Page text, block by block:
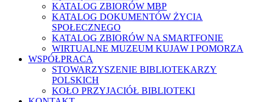
KATALOG ZBIORÓW MBP
KATALOG DOKUMENTÓW ŻYCIA
SPOŁECZNEGO
KATALOG ZBIORÓW NA SMARTFONIE
WIRTUALNE MUZEUM KUJAW I POMORZA
WSPÓŁPRACA
STOWARZYSZENIE BIBLIOTEKARZY
POLSKICH
KOŁO PRZYJACIÓŁ BIBLIOTEKI